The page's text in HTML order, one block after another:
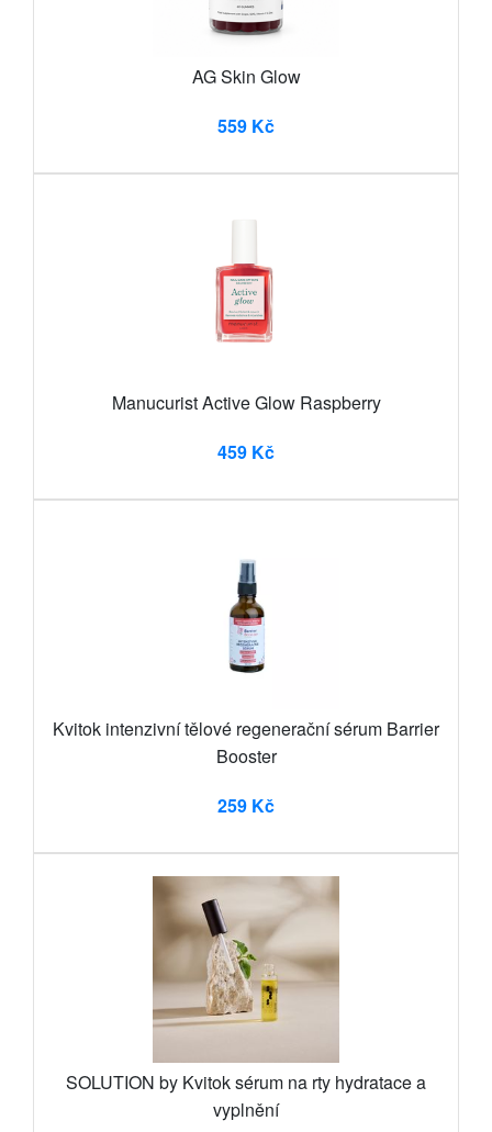
AG Skin Glow
559 Kč
Manucurist Active Glow Raspberry
459 Kč
Kvitok intenzivní tělové regenerační sérum Barrier
Booster
259 Kč
SOLUTION by Kvitok sérum na rty hydratace a
vyplnění